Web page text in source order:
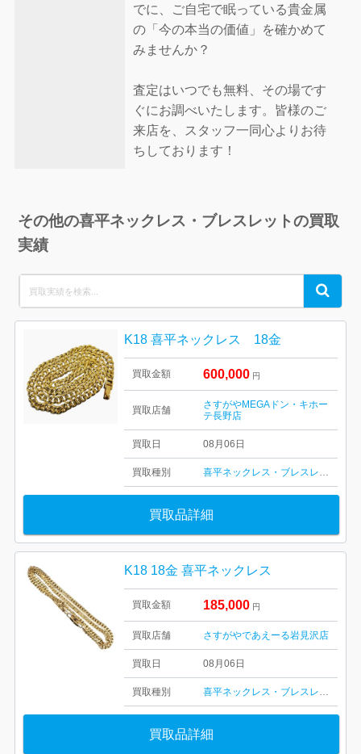
でに、ご自宅で眠っている貴金属
の「今の本当の価値」を確かめて
みませんか？
査定はいつでも無料、その場です
ぐにお調べいたします。皆様のご
来店を、スタッフ一同心よりお待
ちしております！
その他の喜平ネックレス・ブレスレットの買取
実績
for:
Search
K18 喜平ネックレス 18金
買取金額 600,000 円
買取店舗
さすがやMEGAドン・キホー
テ長野店
買取日 08月06日
買取種別 喜平ネックレス・ブレスレット
買取品詳細
K18 18金 喜平ネックレス
買取金額 185,000 円
買取店舗 さすがやであえーる岩見沢店
買取日 08月06日
買取種別 喜平ネックレス・ブレスレット
買取品詳細